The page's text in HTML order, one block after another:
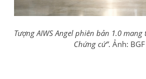
Tượng AIWS Angel phiên bản 1.0 mang
Chứng cứ”. Ảnh: BGF